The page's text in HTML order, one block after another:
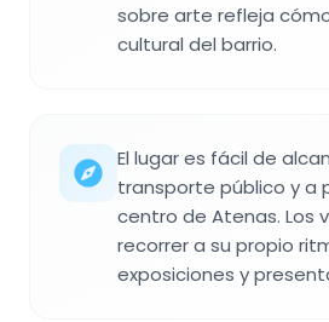
sobre arte refleja
cultural del barrio.
El lugar es fácil de
transporte público y a
centro de Atenas. Los
recorrer a su propio
exposiciones y